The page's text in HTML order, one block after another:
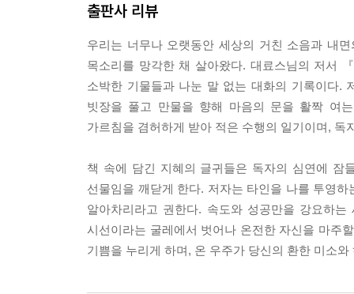
잠시 쉬어가도 길을 잃지 않아 69
오늘 하루도 잘 살아냈으니까 70
당신은 생각보다 강한 사람입니다 71
빈 가지가 되어야 새 봄을 맞습니다 72
나이테가 말해주는 상처의 무늬 73
뿌리 깊은 마음은 흔들리지 않는다 74
그늘을 내어주는 넉넉함 78
겨울 나무가 견뎌내는 고요한 시간 79
꽃마다 피는 계절은 다르다 81
낙엽이 가르쳐준 아름다운 퇴장 82
매서운 추위를 견딘 씨앗만이 봄을 맞는다 83
출판사 리뷰
우리는 너무나 오랫동안 세상의 거친 소음과 내
목소리를 망각한 채 살아왔다. 대료스님의 저서
소박한 기물들과 나눈 말 없는 대화의 기록이다.
빗장을 풀고 만물을 향해 마음의 문을 활짝 여
가르침을 겸허하게 받아 적은 수행의 일기이며, 독
책 속에 담긴 지혜의 글귀들은 독자의 심연에 잠
선물임을 깨닫게 한다. 저자는 타인을 나를 투영
알아차리라고 권한다. 속도와 성공만을 강요하
시선이라는 굴레에서 벗어나 온전한 자신을 마주
기쁨을 누리게 하며, 온 우주가 당신의 환한 미소